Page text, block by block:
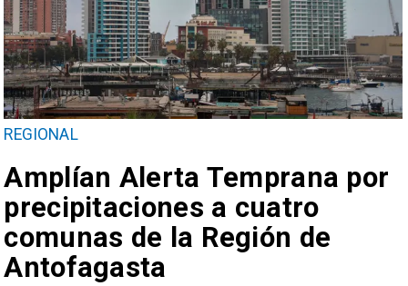
REGIONAL
Amplían Alerta Temprana por
precipitaciones a cuatro
comunas de la Región de
Antofagasta